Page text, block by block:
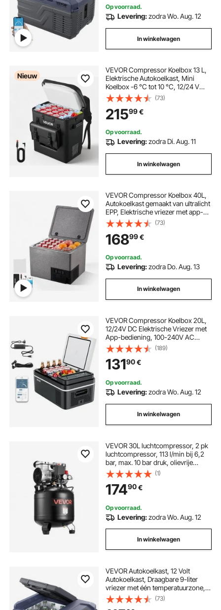
Op voorraad.
Levering:zodra Wo. Aug. 12
In winkelwagen
Nieuw
VEVOR Compressor Koelbox 13 L,
Elektrische Autokoelkast, Mini
Koelbox -6 °C tot 10 °C, 12/24 V
DC, Draagbare Reiskoelkast voor
Kamperen, Reizen, Auto,
Vrachtwagen, Camper, SUV en
Boot
(73)
21599€
Op voorraad.
Levering:zodra Di. Aug. 11
In winkelwagen
VEVOR Compressor Koelbox 40L,
Autokoelkast gemaakt van ultralicht
EPP, Elektrische vriezer met app-
bediening, 12V/24V DC, -10°C tot
10°C, voor vrachtwagens,
bestelwagens, campers, SUV's,
boten, reizen en kamperen
(73)
16899€
Op voorraad.
Levering:zodra Do. Aug. 13
In winkelwagen
VEVOR Compressor Koelbox 20L,
12/24V DC Elektrische Vriezer met
App-bediening, 100-240V AC
Autokoelkast voor Kamperen,
Reizen, Vrachtwagens, Vissen,
Draagbare Thermo-elektrische
Koelbox
(189)
13190€
Op voorraad.
Levering:zodra Wo. Aug. 12
In winkelwagen
VEVOR 30L luchtcompressor, 2 pk
luchtcompressor, 113 l/min bij 6,2
bar, max. 10 bar druk, olievrije
compressortank voor
autoreparaties, banden oppompen,
schilderen, houtbewerking en
spijkeren.
(1)
17490€
Op voorraad.
Levering:zodra Wo. Aug. 12
In winkelwagen
VEVOR Autokoelkast, 12 Volt
Autokoelkast, Draagbare 9-liter
vriezer met één temperatuurzone,
instelbaar temperatuurbereik van
-4℉ tot 68℉, 12/24V DC en 100-
(73)